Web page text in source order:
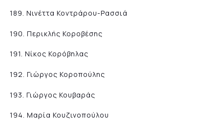
189. Nινέττα Κοντράρου-Ρασσιά
190. Περικλής Κοροβέσης
191. Νίκος Κορόβηλας
192. Γιώργος Κοροπούλης
193. Γιώργος Κουβαράς
194. Μαρία Κουζινοπούλου